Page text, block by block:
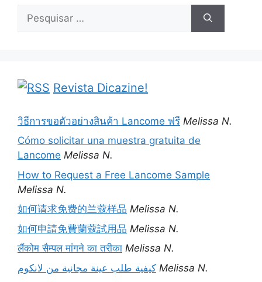
por:
Revista Dicazine!
วิธีการขอตัวอย่างสินค้า Lancome ฟรี Melissa N.
Cómo solicitar una muestra gratuita de
Lancome Melissa N.
How to Request a Free Lancome Sample
Melissa N.
如何请求免费的兰蔻样品 Melissa N.
如何申請免費蘭蔻試用品 Melissa N.
लैंकोम सैम्पल मांगने का तरीका Melissa N.
كيفية طلب عينة مجانية من لانكوم Melissa N.